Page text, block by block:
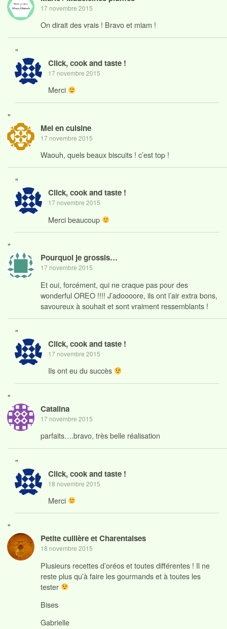
17 novembre 2015
On dirait des vrais ! Bravo et miam !
"
Click, cook and taste !
17 novembre 2015
Merci
"
Mel en cuisine
17 novembre 2015
Waouh, quels beaux biscuits ! c’est top !
"
Click, cook and taste !
17 novembre 2015
Merci beaucoup
"
Pourquoi je grossis…
17 novembre 2015
Et oui, forcément, qui ne craque pas pour des
wonderful OREO !!!! J’adoooore, ils ont l’air extra bons,
savoureux à souhait et sont vraiment ressemblants !
"
Click, cook and taste !
17 novembre 2015
Ils ont eu du succès
"
Catalina
17 novembre 2015
parfaits….bravo, très belle réalisation
"
Click, cook and taste !
18 novembre 2015
Merci
"
Petite cuillère et Charentaises
18 novembre 2015
Plusieurs recettes d’oréos et toutes différentes ! Il ne
reste plus qu’à faire les gourmands et à toutes les
tester
Bises
Gabrielle